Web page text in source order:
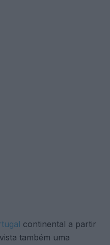
continental a partir
também uma